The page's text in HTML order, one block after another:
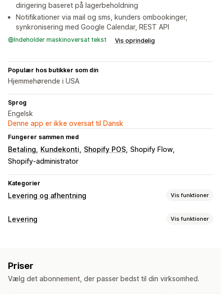
dirigering baseret på lagerbeholdning
Notifikationer via mail og sms, kunders ombookinger,
synkronisering med Google Calendar, REST API
Indeholder maskinoversat tekst Vis oprindelig
Populær hos butikker som din
Hjemmehørende i USA
Sprog
Engelsk
Denne app er ikke oversat til Dansk
Fungerer sammen med
Betaling Kundekonti Shopify POS Shopify Flow
Shopify-administrator
Kategorier
Levering og afhentning Vis funktioner
Leveringsmuligheder
Adressevalidering
Levering Vis funktioner
Pakkesedler
Leveringsregler Leveringsdato Ordresynkronisering
Priser
Vælg det abonnement, der passer bedst til din virksomhed.